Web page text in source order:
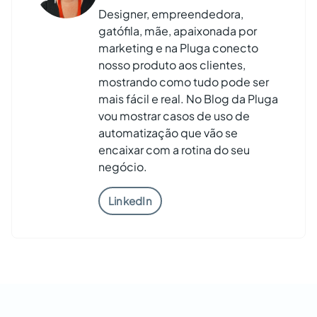
Designer, empreendedora,
gatófila, mãe, apaixonada por
marketing e na Pluga conecto
nosso produto aos clientes,
mostrando como tudo pode ser
mais fácil e real. No Blog da Pluga
vou mostrar casos de uso de
automatização que vão se
encaixar com a rotina do seu
negócio.
LinkedIn